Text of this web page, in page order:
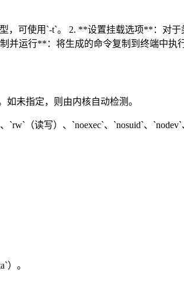
，可使用`-t`。 2. **设置挂载选项**：对
并运行**：将生成的命令复制到终端中执
如未指定，则由内核自动检测。
（读写）、`noexec`、`nosuid`、`nodev`
）。